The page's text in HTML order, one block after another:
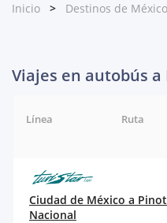
Inicio Destinos de México
Viajes en autobús
Línea Ruta
Ciudad de México a
Nacional